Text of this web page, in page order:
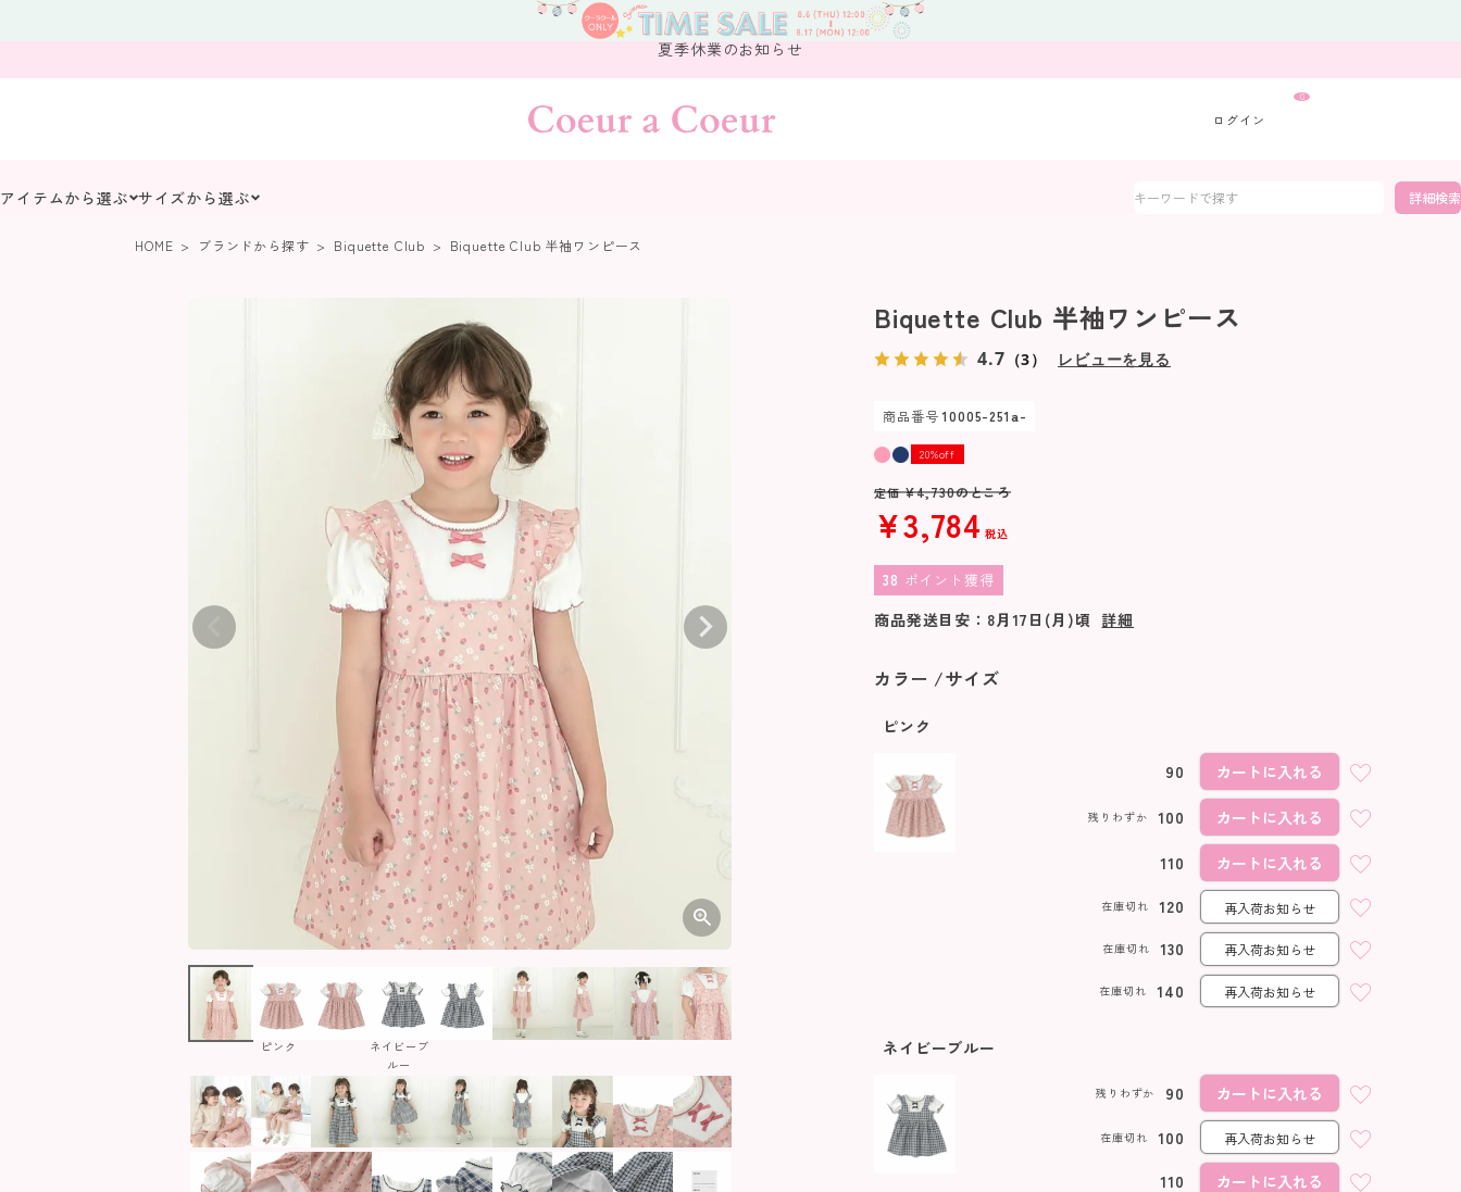
夏季休業のお知らせ
0
アイテムから選ぶ サイズから選ぶ 詳細検索
HOME ブランドから探す Biquette Club Biquette Club 半袖ワンピース
ピンク
ネイビーブ
ルー
Biquette Club 半袖ワンピース
4.7 （3） レビューを見る
商品番号 10005-251a-
20%off
定価 ¥4,730のところ
¥3,784 税込
38 ポイント獲得
商品発送目安： 8月17日(月)頃 詳細
カラー サイズ
ピンク
90 カートに入れる
100
残りわずか カートに入れる
110 カートに入れる
120
在庫切れ 再入荷お知らせ
130
在庫切れ 再入荷お知らせ
140
在庫切れ 再入荷お知らせ
ネイビーブルー
90
残りわずか カートに入れる
100
在庫切れ 再入荷お知らせ
110 カートに入れる